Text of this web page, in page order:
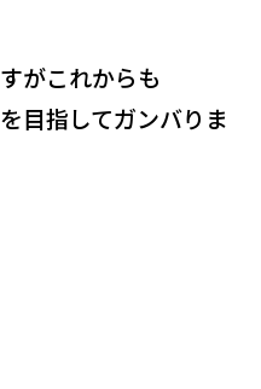
がこれからも
目指してガンバりま